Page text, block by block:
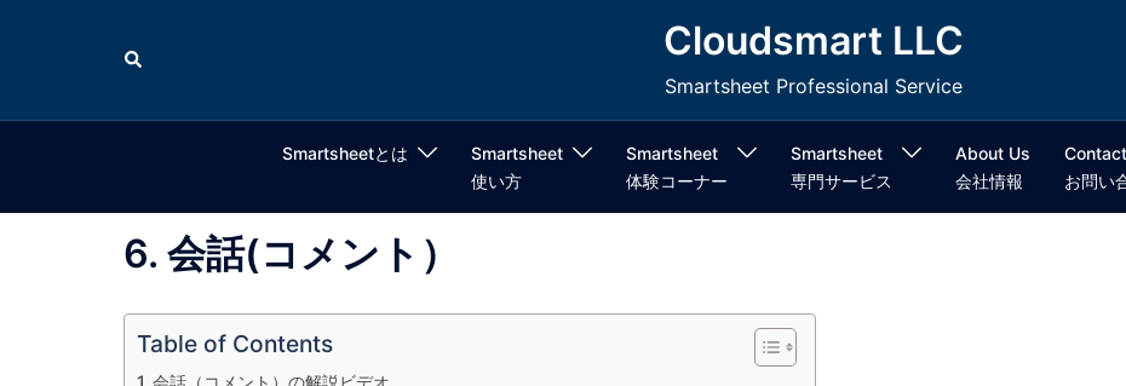
検
索
Cloudsmart LLC
Smartsheet Professional Service
Smartsheetとは
Smartsheet
使い方
Smartsheet
体験コーナー
Smartsheet
専門サービス
About Us
会社情報
お問い
6. 会話(コメント）
Table of Contents
会話（コメント）の解説ビデオ